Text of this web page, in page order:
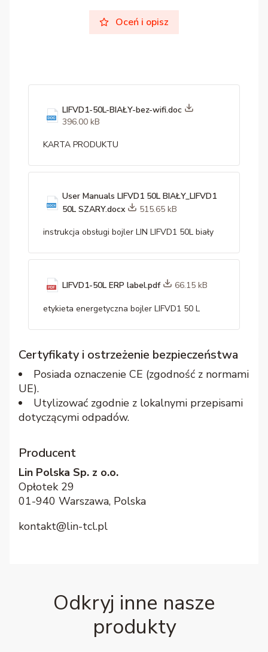
Oceń i opisz
LIFVD1-50L-BIAŁY-bez-wifi.doc
396.00 kB
KARTA PRODUKTU
User Manuals LIFVD1 50L BIAŁY_LIFVD1
50L SZARY.docx
515.65 kB
instrukcja obsługi bojler LIN LIFVD1 50L biały
LIFVD1-50L ERP label.pdf 66.15 kB
etykieta energetyczna bojler LIFVD1 50 L
Certyfikaty i ostrzeżenie bezpieczeństwa
Posiada oznaczenie CE (zgodność z normami
UE).
Utylizować zgodnie z lokalnymi przepisami
dotyczącymi odpadów.
Producent
Lin Polska Sp. z o.o.
Opłotek 29
01-940 Warszawa, Polska
kontakt@lin-tcl.pl
Odkryj inne nasze
produkty